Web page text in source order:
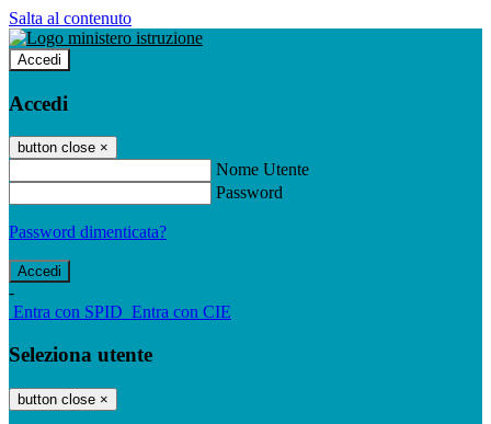
Salta al contenuto
Accedi
Accedi
button close ×
Nome Utente
Password
Password dimenticata?
-
Entra con SPID Entra con CIE
Seleziona utente
button close ×